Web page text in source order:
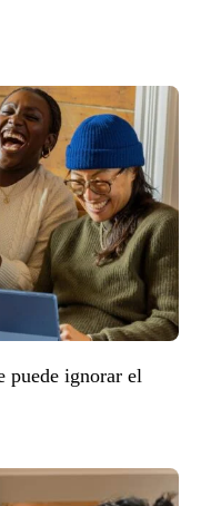
puede ignorar el